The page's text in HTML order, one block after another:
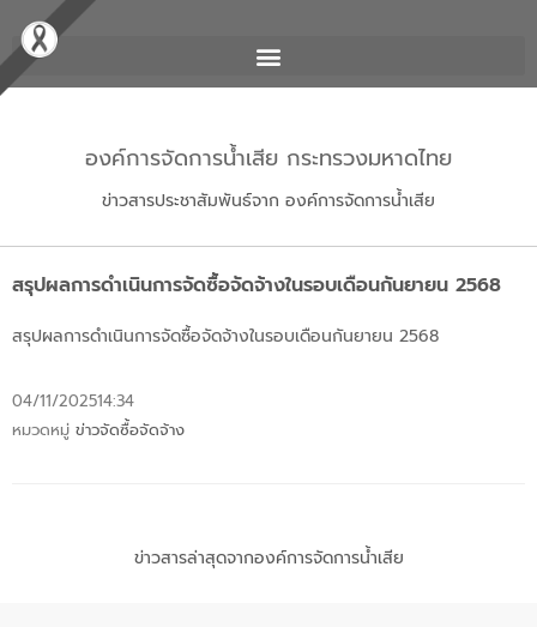
องค์การจัดการน้ำเสีย กระทรวงมหาดไทย
ข่าวสารประชาสัมพันธ์จาก องค์การจัดการน้ำเสีย
สรุปผลการดำเนินการจัดซื้อจัดจ้างในรอบเดือนกันยายน 2568
สรุปผลการดำเนินการจัดซื้อจัดจ้างในรอบเดือนกันยายน 2568
04/11/202514:34
หมวดหมู่ ข่าวจัดซื้อจัดจ้าง
ข่าวสารล่าสุดจากองค์การจัดการน้ำเสีย